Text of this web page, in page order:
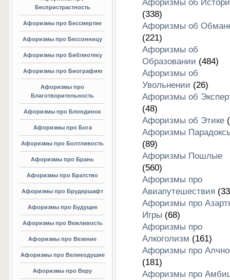
Беспристрастность
Афоризмы про Бессмертие
Афоризмы про Бессонницу
Афоризмы про Библиотеку
Афоризмы про Биографию
Афоризмы про
Благотворительность
Афоризмы про Блондинок
Афоризмы про Бога
Афоризмы про Болтливость
Афоризмы про Брань
Афоризмы про Братство
Афоризмы про Брудершафт
Афоризмы про Будущее
Афоризмы про Вежливость
Афоризмы про Везение
Афоризмы про Великодушие
Афоризмы про Веру
Афоризмы об
(338)
Афоризмы об
(221)
Афоризмы об
Образовании (484)
Афоризмы об
Увольнении (26)
Афоризмы об
(48)
Афоризмы об Этике
Афоризмы
(89)
Афоризмы Пошлые
(560)
Афоризмы про
Авиапутешествия
Афоризмы про
Игры (68)
Афоризмы про
Алкоголизм (161)
Афоризмы про
(181)
Афоризмы про